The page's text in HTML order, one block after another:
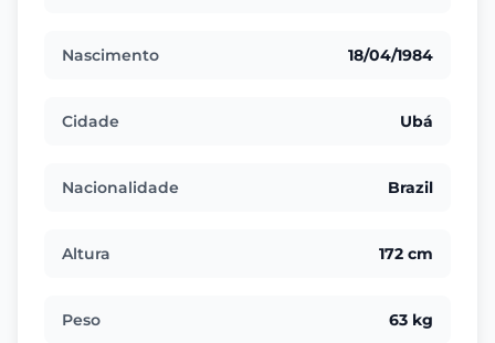
Nascimento 18/04/1984
Cidade Ubá
Nacionalidade Brazil
Altura 172 cm
Peso 63 kg